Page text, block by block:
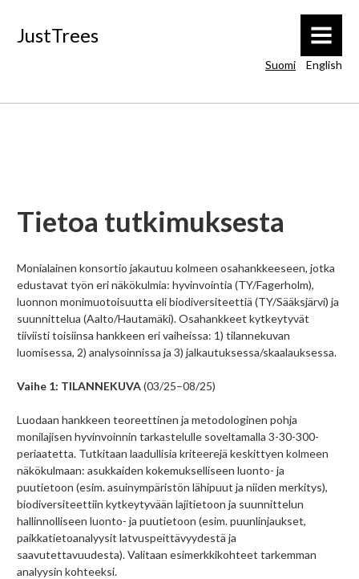
JustTrees MENU
Suomi English
Tietoa tutkimuksesta
Monialainen konsortio jakautuu kolmeen osahankkeeseen, jotka
edustavat työn eri näkökulmia: hyvinvointia (TY/Fagerholm),
luonnon monimuotoisuutta eli biodiversiteettiä (TY/Sääksjärvi) ja
suunnittelua (Aalto/Hautamäki). Osahankkeet kytkeytyvät
tiiviisti toisiinsa hankkeen eri vaiheissa: 1) tilannekuvan
luomisessa, 2) analysoinnissa ja 3) jalkautuksessa/skaalauksessa.
Vaihe 1: TILANNEKUVA(03/25–08/25)
Luodaan hankkeen teoreettinen ja metodologinen pohja
monilajisen hyvinvoinnin tarkastelulle soveltamalla 3-30-300-
periaatetta. Tutkitaan laadullisia kriteerejä keskittyen kolmeen
näkökulmaan: asukkaiden kokemukselliseen luonto- ja
puutietoon (esim. asuinympäristön lähipuut ja niiden merkitys),
biodiversiteettiin kytkeytyvään lajitietoon ja suunnittelun
hallinnolliseen luonto- ja puutietoon (esim. puunlinjaukset,
paikkatietoanalyysit latvuspeittävyydestä ja
saavutettavuudesta). Valitaan esimerkkikohteet tarkemman
analyysin kohteeksi.